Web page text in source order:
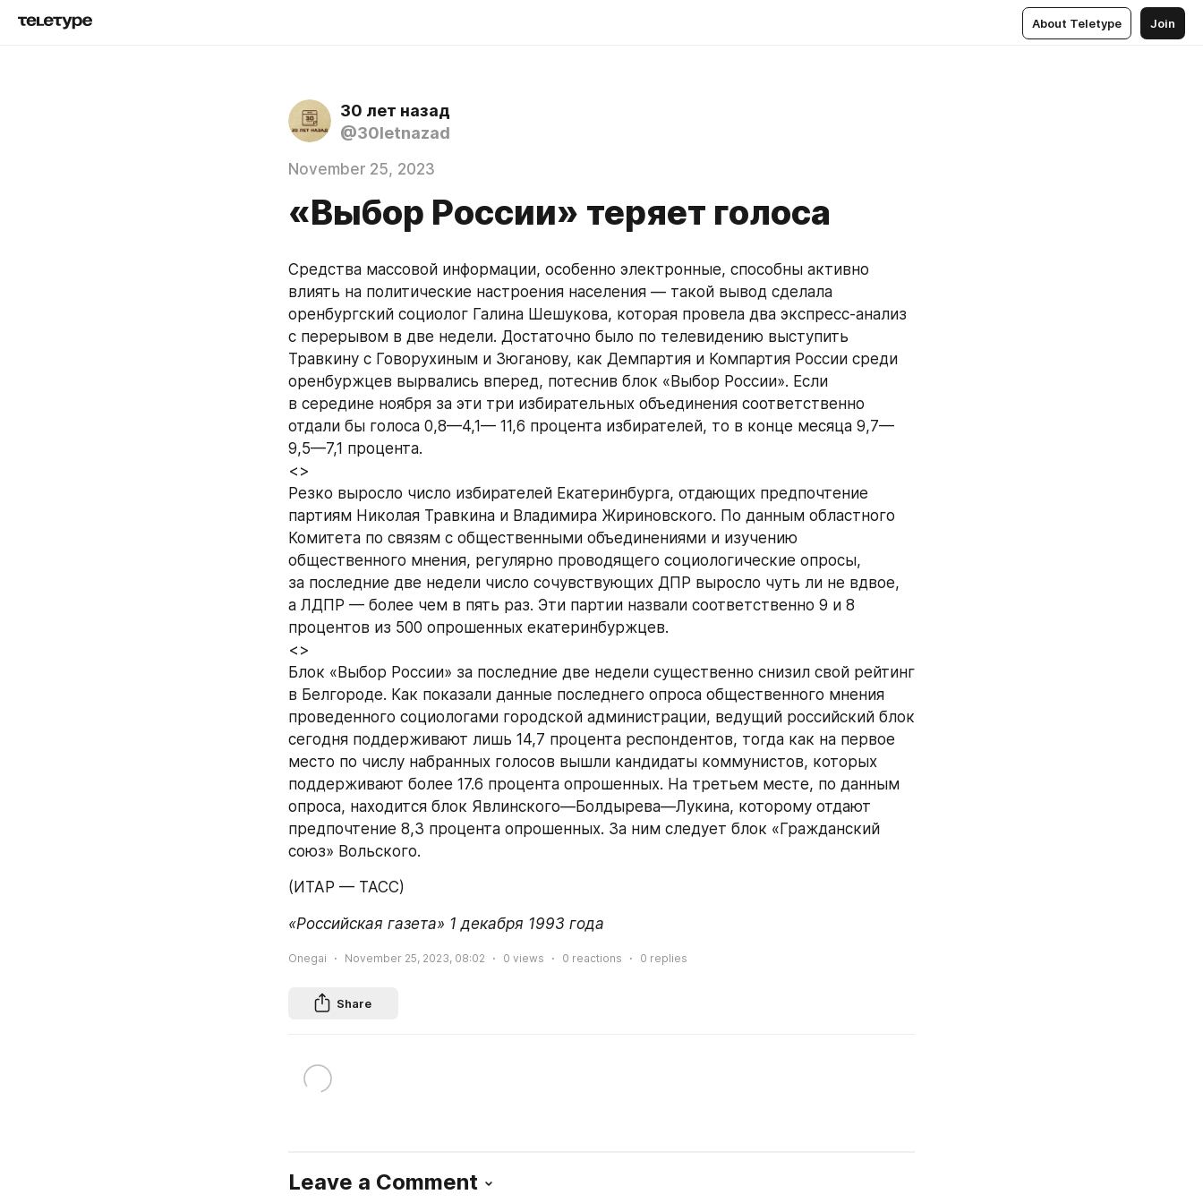
About Teletype Join
30 лет назад
@30letnazad
November 25, 2023
«Выбор России» теряет голоса
Средства массовой информации, особенно электронные, способны активно
влиять на политические настроения населения — такой вывод сделала
оренбургский социолог Галина Шешукова, которая провела два экспресс-анализ
с перерывом в две недели. Достаточно было по телевидению выступить
Травкину с Говорухиным и Зюганову, как Демпартия и Компартия России среди
оренбуржцев вырвались вперед, потеснив блок «Выбор России». Если
в середине ноября за эти три избирательных объединения соответственно
отдали бы голоса 0,8—4,1— 11,6 процента избирателей, то в конце месяца 9,7—
9,5—7,1 процента.
<>
Резко выросло число избирателей Екатеринбурга, отдающих предпочтение
партиям Николая Травкина и Владимира Жириновского. По данным областного
Комитета по связям с общественными объединениями и изучению
общественного мнения, регулярно проводящего социологические опросы,
за последние две недели число сочувствующих ДПР выросло чуть ли не вдвое,
а ЛДПР — более чем в пять раз. Эти партии назвали соответственно 9 и 8
процентов из 500 опрошенных екатеринбуржцев.
<>
Блок «Выбор России» за последние две недели существенно снизил свой рейтинг
в Белгороде. Как показали данные последнего опроса общественного мнения
проведенного социологами городской администрации, ведущий российский блок
сегодня поддерживают лишь 14,7 процента респондентов, тогда как на первое
место по числу набранных голосов вышли кандидаты коммунистов, которых
поддерживают более 17.6 процента опрошенных. На третьем месте, по данным
опроса, находится блок Явлинского—Болдырева—Лукина, которому отдают
предпочтение 8,3 процента опрошенных. За ним следует блок «Гражданский
союз» Вольского.
(ИТАР — ТАСС)
«Российская газета» 1 декабря 1993 года
Onegai November 25, 2023, 08:02 0 views 0 reactions 0 replies
Share
Leave a Comment